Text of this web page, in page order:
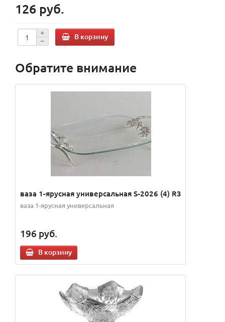
126 руб.
В корзину
Обратите внимание
ваза 1-ярусная универсальная S-2026 (4) R3
ваза 1-ярусная универсальная
196 руб.
В корзину